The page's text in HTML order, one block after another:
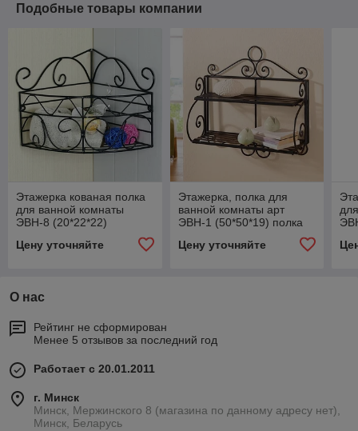
Подобные товары компании
Этажерка кованая полка
для ванной комнаты
ЭВН-8 (20*22*22)
Цену уточняйте
Этажерка, полка для
ванной комнаты арт
ЭВН-1 (50*50*19) полка
Цену уточняйте
О нас
Рейтинг не сформирован
Менее 5 отзывов за последний год
Работает с 20.01.2011
г. Минск
Минск, Мержинского 8 (магазина по данному адресу нет),
Минск, Беларусь